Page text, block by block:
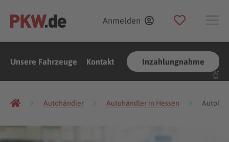
Anmelden
Unsere Fahrzeuge Kontakt Inzahlungnahme
Autohändler Autohändler in Hessen